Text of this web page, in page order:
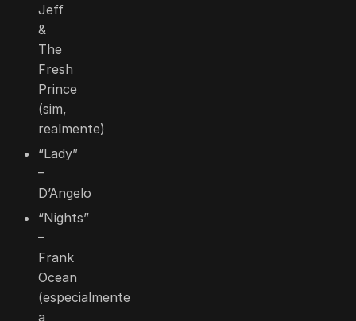
Jeff
&
The
Fresh
Prince
(sim,
realmente)
“Lady”
–
D’Angelo
“Nights”
–
Frank
Ocean
(especialmente
a